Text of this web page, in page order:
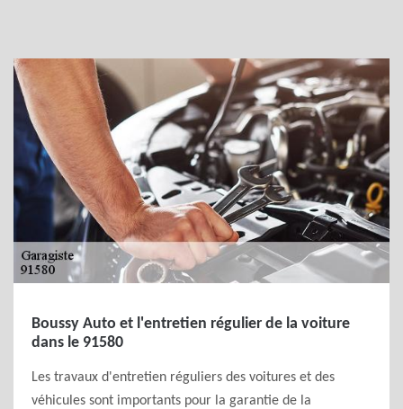
Boussy Auto et l'entretien régulier de la voiture
dans le 91580
Les travaux d'entretien réguliers des voitures et des
véhicules sont importants pour la garantie de la